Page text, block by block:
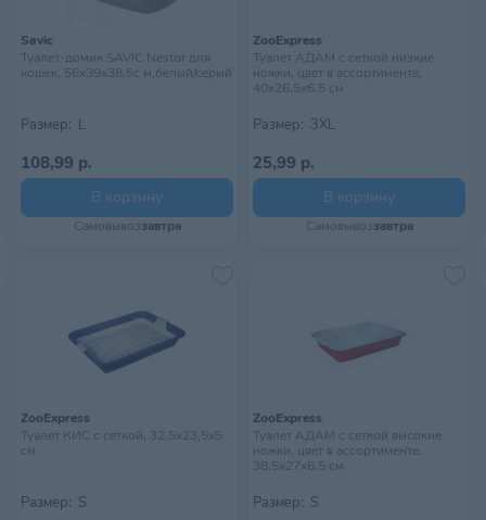
Savic
Туалет-домик SAVIC Nestor для
кошек, 56х39х38,5с м,белый/серый
Размер: L
108,99 р.
В корзину
Самовывоззавтра
ZooExpress
Туалет АДАМ с сеткой низкие
ножки, цвет в ассортименте,
40х26,5х6,5 см
Размер: 3XL
25,99 р.
В корзину
Самовывоззавтра
ZooExpress
Туалет КИС с сеткой, 32,5х23,5х5
см
Размер: S
ZooExpress
Туалет АДАМ с сеткой высокие
ножки, цвет в ассортименте,
38,5х27х6,5 см
Размер: S